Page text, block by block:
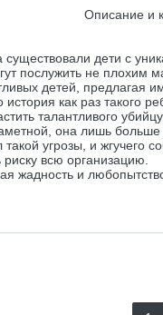
Описание и
дети с
послужить не плохим
детей, предлагая
как раз такого
талантливого
она лишь
такой угрозы, и жгучего
всю организацию.
жадность и